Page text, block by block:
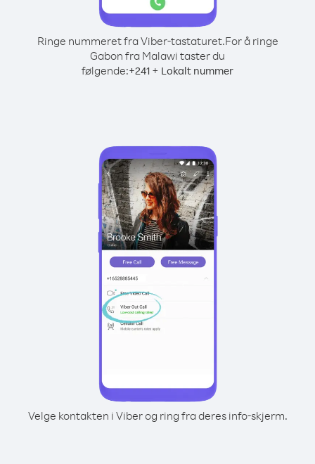
Ringe nummeret fra Viber-tastaturet.For å ringe
Gabon fra Malawi taster du
følgende:+241 + Lokalt nummer
Velge kontakten i Viber og ring fra deres info-skjerm.